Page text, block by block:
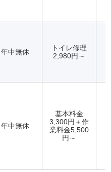
年中無休
トイレ修理
2,980円～
年中無休
基本料金
3,300円＋作
業料金5,500
円～